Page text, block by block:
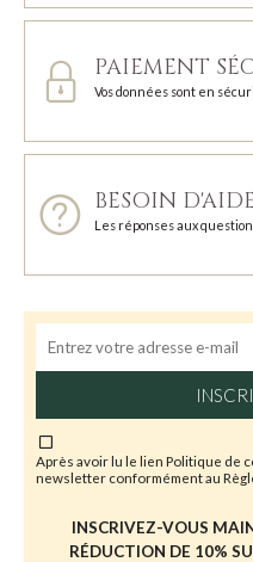
PAIEMENT
Vos données sont en
BESOIN
Les réponses aux
Après avoir lu le lien Politique de
newsletter conformément au
INSCRIVEZ-VOUS
RÉDUCTION DE 10%